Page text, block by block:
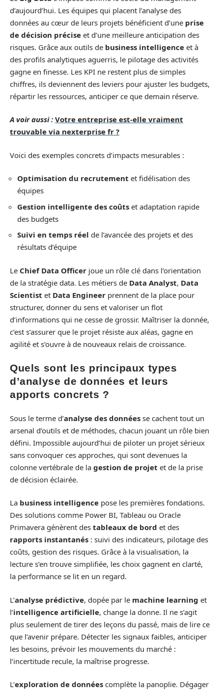
d’aujourd’hui. Les équipes qui placent l’analyse des
données au cœur de leurs projets bénéficient d’une prise
de décision précise et d’une meilleure anticipation des
risques. Grâce aux outils de business intelligence et à
des profils analytiques aguerris, le pilotage des activités
gagne en finesse. Les KPI ne restent plus de simples
chiffres, ils deviennent des leviers pour ajuster les budgets,
répartir les ressources, anticiper ce que demain réserve.
A voir aussi : Votre entreprise est-elle vraiment
trouvable via nexterprise fr ?
Voici des exemples concrets d’impacts mesurables :
Optimisation du recrutement et fidélisation des
équipes
Gestion intelligente des coûts et adaptation rapide
des budgets
Suivi en temps réel de l’avancée des projets et des
résultats d’équipe
Le Chief Data Officer joue un rôle clé dans l’orientation
de la stratégie data. Les métiers de Data Analyst, Data
Scientist et Data Engineer prennent de la place pour
structurer, donner du sens et valoriser un flot
d’informations qui ne cesse de grossir. Maîtriser la donnée,
c’est s’assurer que le projet résiste aux aléas, gagne en
agilité et s’ouvre à de nouveaux relais de croissance.
Quels sont les principaux types
d’analyse de données et leurs
apports concrets ?
Sous le terme d’analyse des données se cachent tout un
arsenal d’outils et de méthodes, chacun jouant un rôle bien
défini. Impossible aujourd’hui de piloter un projet sérieux
sans convoquer ces approches, qui sont devenues la
colonne vertébrale de la gestion de projet et de la prise
de décision éclairée.
La business intelligence pose les premières fondations.
Des solutions comme Power BI, Tableau ou Oracle
Primavera génèrent des tableaux de bord et des
rapports instantanés : suivi des indicateurs, pilotage des
coûts, gestion des risques. Grâce à la visualisation, la
lecture s’en trouve simplifiée, les choix gagnent en clarté,
la performance se lit en un regard.
L’analyse prédictive, dopée par le machine learning et
l’intelligence artificielle, change la donne. Il ne s’agit
plus seulement de tirer des leçons du passé, mais de lire ce
que l’avenir prépare. Détecter les signaux faibles, anticiper
les besoins, prévoir les mouvements du marché :
l’incertitude recule, la maîtrise progresse.
L’exploration de données complète la panoplie. Dégager